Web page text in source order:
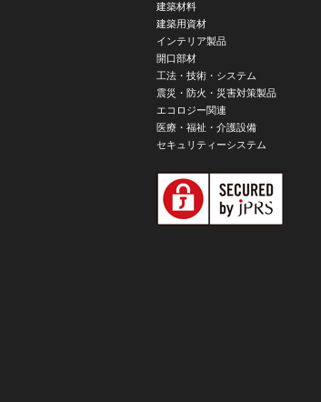
建築材料
建築用資材
インテリア製品
開口部材
工法・技術・システム
震災・防火・災害対策製品
エコロジー関連
医療・福祉・介護設備
セキュリティーシステム